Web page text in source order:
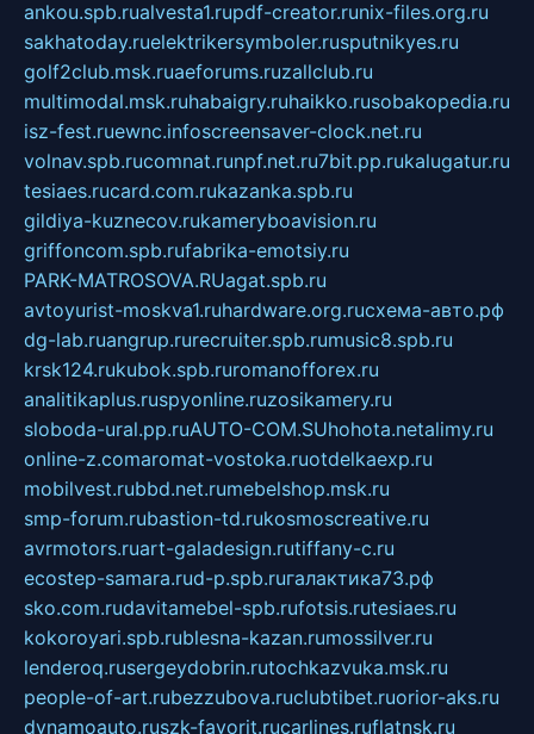
ankou.spb.rualvesta1.rupdf-creator.runix-files.org.ru
sakhatoday.ruelektrikersymboler.rusputnikyes.ru
golf2club.msk.ruaeforums.ruzallclub.ru
multimodal.msk.ruhabaigry.ruhaikko.rusobakopedia.ru
isz-fest.ruewnc.infoscreensaver-clock.net.ru
volnav.spb.rucomnat.runpf.net.ru7bit.pp.rukalugatur.ru
tesiaes.rucard.com.rukazanka.spb.ru
gildiya-kuznecov.rukameryboavision.ru
griffoncom.spb.rufabrika-emotsiy.ru
PARK-MATROSOVA.RUagat.spb.ru
avtoyurist-moskva1.ruhardware.org.ruсхема-авто.рф
dg-lab.ruangrup.rurecruiter.spb.rumusic8.spb.ru
krsk124.rukubok.spb.ruromanofforex.ru
analitikaplus.ruspyonline.ruzosikamery.ru
sloboda-ural.pp.ruAUTO-COM.SUhohota.netalimy.ru
online-z.comaromat-vostoka.ruotdelkaexp.ru
mobilvest.rubbd.net.rumebelshop.msk.ru
smp-forum.rubastion-td.rukosmoscreative.ru
avrmotors.ruart-galadesign.rutiffany-c.ru
ecostep-samara.rud-p.spb.ruгалактика73.рф
sko.com.rudavitamebel-spb.rufotsis.rutesiaes.ru
kokoroyari.spb.rublesna-kazan.rumossilver.ru
lenderoq.rusergeydobrin.rutochkazvuka.msk.ru
people-of-art.rubezzubova.ruclubtibet.ruorior-aks.ru
dynamoauto.ruszk-favorit.rucarlines.ruflatnsk.ru